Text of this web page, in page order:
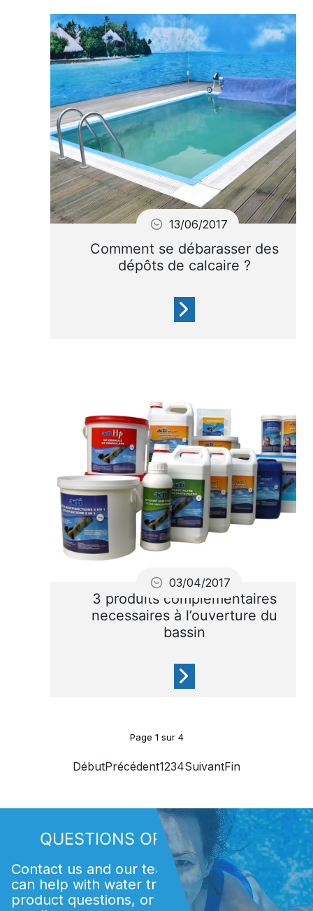
Toutes les eaux contiennent
du calcaire
Comment se débarasser des
dépôts de calcaire ?
rugueuses
13/06/2017
3 produits complémentaires
necessaires à l’ouverture du
bassin
et Metal'fix
03/04/2017
Page 1 sur 4
DébutPrécédent1234SuivantFin
QUESTIONS OR COMMENTS?
Contact us and our team of experts. We
can help with water treatment issues,
product questions, or finding an Acti